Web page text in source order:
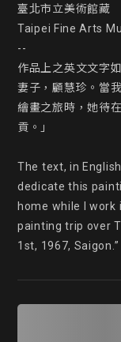
臺北市立美術館藏
Taipei Fine Arts
--
作品上之英文文字
妻子，顧慧珍。當
繪畫之旅時，她待
貢。」
The text, in
dedicate this
home while I
painting trip over
1st, 1967, Saigon.”